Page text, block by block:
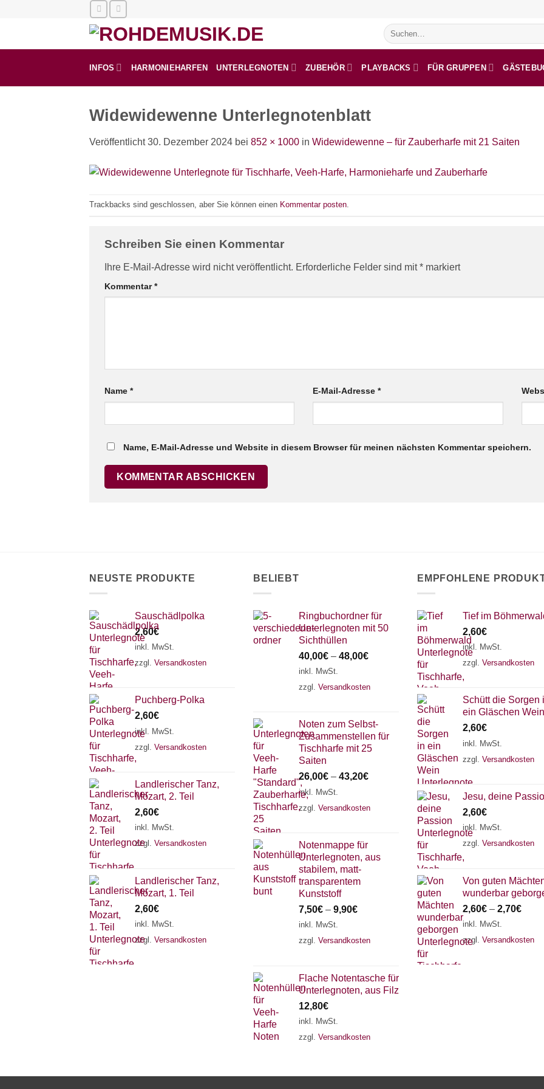
Suchen
nach:
INFOS HARMONIEHARFEN UNTERLEGNOTEN ZUBEHÖR PLAYBACKS FÜR GRUPPEN
Widewidewenne Unterlegnotenblatt
Veröffentlicht30. Dezember 2024 bei 852 × 1000 in Widewidewenne – für Zauberharfe mit 21 Saiten
Trackbacks sind geschlossen, aber Sie können einen Kommentar posten.
Schreiben Sie einen Kommentar
Ihre E-Mail-Adresse wird nicht veröffentlicht. Erforderliche Felder sind mit* markiert
Kommentar*
Name * E-Mail-Adresse*
Name, E-Mail-Adresse und Website in diesem Browser für meinen nächsten Kommentar speichern.
NEUSTE PRODUKTE
Sauschädlpolka
2,60€
inkl. MwSt.
zzgl. Versandkosten
Puchberg-Polka
2,60€
inkl. MwSt.
zzgl. Versandkosten
Landlerischer Tanz,
Mozart, 2. Teil
2,60€
inkl. MwSt.
zzgl. Versandkosten
Landlerischer Tanz,
Mozart, 1. Teil
2,60€
inkl. MwSt.
zzgl. Versandkosten
BELIEBT
Ringbuchordner für
Unterlegnoten mit 50
Sichthüllen
40,00€ – 48,00€
inkl. MwSt.
zzgl. Versandkosten
Noten zum Selbst-
Zusammenstellen für
Tischharfe mit 25
Saiten
26,00€ – 43,20€
inkl. MwSt.
zzgl. Versandkosten
Notenmappe für
Unterlegnoten, aus
stabilem, matt-
transparentem
Kunststoff
7,50€ – 9,90€
inkl. MwSt.
zzgl. Versandkosten
Flache Notentasche für
Unterlegnoten, aus Filz
12,80€
inkl. MwSt.
zzgl. Versandkosten
EMPFOHLENE
Tief im
2,60€
inkl. MwSt.
zzgl. Versandkosten
Schütt die Sorgen
ein Gläschen Wein
2,60€
inkl. MwSt.
zzgl. Versandkosten
Jesu, deine
2,60€
inkl. MwSt.
zzgl. Versandkosten
Von guten
wunderbar
2,60€ – 2,70€
inkl. MwSt.
zzgl. Versandkosten